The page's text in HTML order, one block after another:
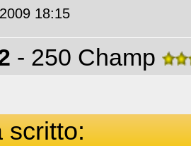
18:15
- 250 Champ
scritto: